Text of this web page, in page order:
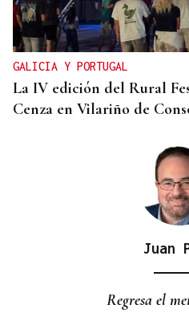
¿Sabe usted que parece
distintas por la sanidad en
GALICIA Y PORTUGAL
La IV edición del Rural
Cenza en Vilariño de
Juan
Regresa el